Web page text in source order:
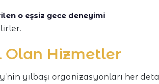
o eşsiz gece deneyimi
Olan Hizmetler
yılbaşı organizasyonları her